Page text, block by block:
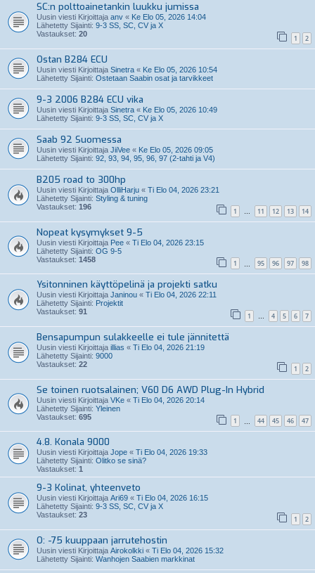
SC:n polttoainetankin luukku jumissa
Uusin viesti Kirjoittaja anv « Ke Elo 05, 2026 14:04
Lähetetty Sijainti: 9-3 SS, SC, CV ja X
Vastaukset: 20 1 2
Ostan B284 ECU
Uusin viesti Kirjoittaja Sinetra « Ke Elo 05, 2026 10:54
Lähetetty Sijainti: Ostetaan Saabin osat ja tarvikkeet
9-3 2006 B284 ECU vika
Uusin viesti Kirjoittaja Sinetra « Ke Elo 05, 2026 10:49
Lähetetty Sijainti: 9-3 SS, SC, CV ja X
Saab 92 Suomessa
Uusin viesti Kirjoittaja JiiVee « Ke Elo 05, 2026 09:05
Lähetetty Sijainti: 92, 93, 94, 95, 96, 97 (2-tahti ja V4)
B205 road to 300hp
Uusin viesti Kirjoittaja OlliHarju « Ti Elo 04, 2026 23:21
Lähetetty Sijainti: Styling & tuning
Vastaukset: 196 1 … 11 12 13 14
Nopeat kysymykset 9-5
Uusin viesti Kirjoittaja Pee « Ti Elo 04, 2026 23:15
Lähetetty Sijainti: OG 9-5
Vastaukset: 1458 1 95 96 97 98
Ysitonninen käyttöpelinä ja projekti satku
Uusin viesti Kirjoittaja Janinou « Ti Elo 04, 2026 22:11
Lähetetty Sijainti: Projektit
Vastaukset: 91 1 … 4 5 6 7
Bensapumpun sulakkeelle ei tule jännitettä
Uusin viesti Kirjoittaja illias « Ti Elo 04, 2026 21:19
Lähetetty Sijainti: 9000
Vastaukset: 22 1 2
Se toinen ruotsalainen; V60 D6 AWD Plug-In Hybrid
Uusin viesti Kirjoittaja VKe « Ti Elo 04, 2026 20:14
Lähetetty Sijainti: Yleinen
Vastaukset: 695 1 44 45 46 47
4.8. Konala 9000
Uusin viesti Kirjoittaja Jope « Ti Elo 04, 2026 19:33
Lähetetty Sijainti: Olitko se sinä?
Vastaukset: 1
9-3 Kolinat, yhteenveto
Uusin viesti Kirjoittaja Ari69 « Ti Elo 04, 2026 16:15
Lähetetty Sijainti: 9-3 SS, SC, CV ja X
Vastaukset: 23 1 2
O: -75 kuuppaan jarrutehostin
Uusin viesti Kirjoittaja Airokolkki « Ti Elo 04, 2026 15:32
Lähetetty Sijainti: Wanhojen Saabien markkinat